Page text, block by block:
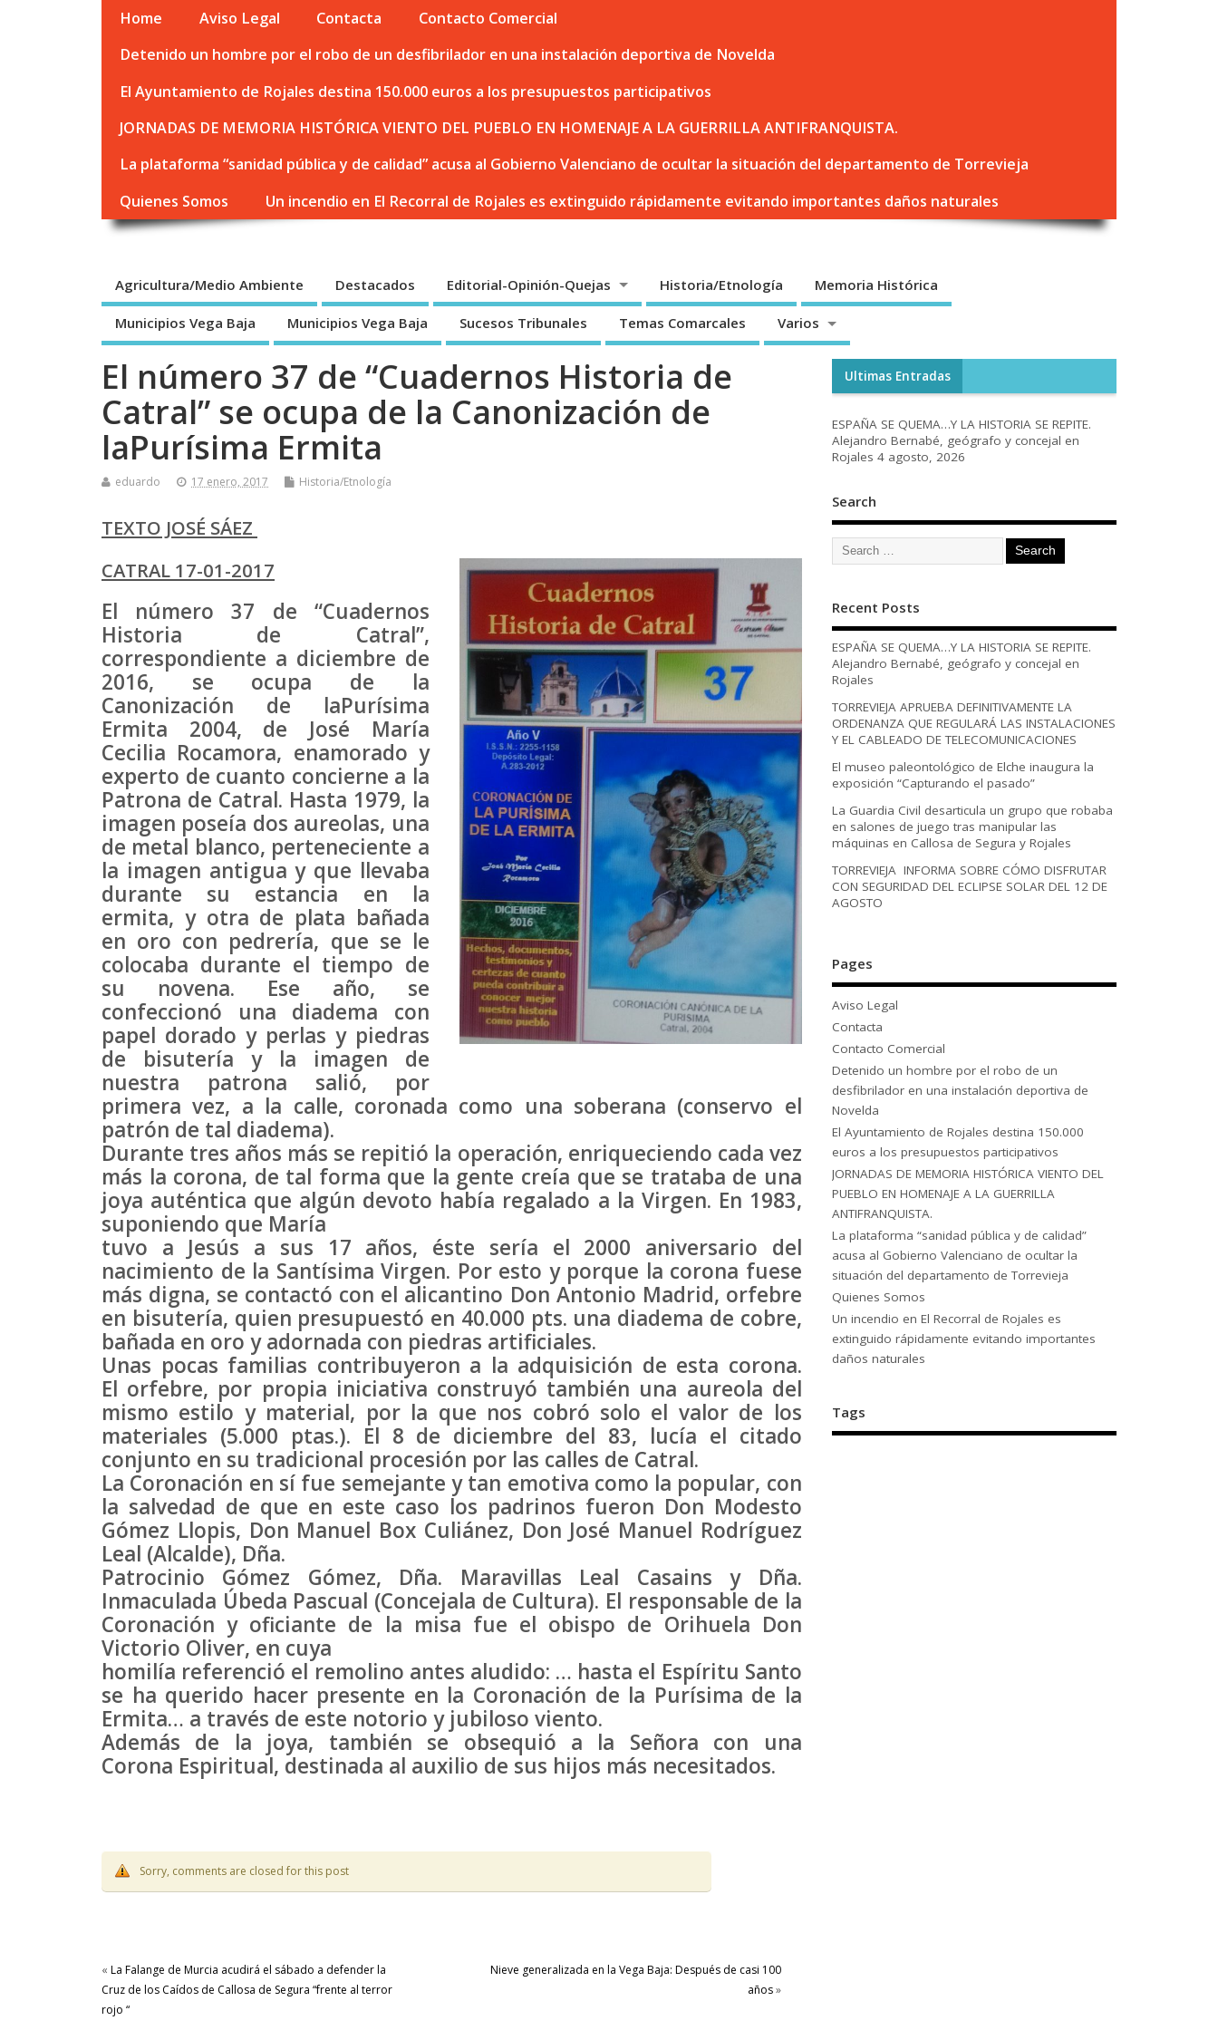
Home Aviso Legal Contacta
Contacto Comercial
Detenido un hombre por el robo de un desfibrilador en una instalación deportiva de Novelda
El Ayuntamiento de Rojales destina 150.000 euros a los presupuestos participativos
JORNADAS DE MEMORIA HISTÓRICA VIENTO DEL PUEBLO EN HOMENAJE A LA GUERRILLA ANTIFRANQUISTA.
La plataforma “sanidad pública y de calidad” acusa al Gobierno Valenciano de ocultar la situación del departamento de Torrevieja
Quienes Somos
Un incendio en El Recorral de Rojales es extinguido rápidamente evitando importantes daños naturales
Agricultura/Medio Ambiente Destacados Editorial-Opinión-Quejas Historia/Etnología Memoria Histórica
Municipios Vega Baja Municipios Vega Baja Sucesos Tribunales Temas Comarcales Varios
El número 37 de “Cuadernos Historia de
Catral” se ocupa de la Canonización de
laPurísima Ermita
eduardo 17 enero, 2017 Historia/Etnología
TEXTO JOSÉ SÁEZ
CATRAL 17-01-2017
El número 37 de “Cuadernos
Historia de Catral”,
correspondiente a diciembre de
2016, se ocupa de la
Canonización de laPurísima
Ermita 2004, de José María
Cecilia Rocamora, enamorado y
experto de cuanto concierne a la
Patrona de Catral. Hasta 1979, la
imagen poseía dos aureolas, una
de metal blanco, perteneciente a
la imagen antigua y que llevaba
durante su estancia en la
ermita, y otra de plata bañada
en oro con pedrería, que se le
colocaba durante el tiempo de
su novena. Ese año, se
confeccionó una diadema con
papel dorado y perlas y piedras
de bisutería y la imagen de
nuestra patrona salió, por
primera vez, a la calle, coronada como una soberana (conservo el
patrón de tal diadema).
Durante tres años más se repitió la operación, enriqueciendo cada vez
más la corona, de tal forma que la gente creía que se trataba de una
joya auténtica que algún devoto había regalado a la Virgen. En 1983,
suponiendo que María
tuvo a Jesús a sus 17 años, éste sería el 2000 aniversario del
nacimiento de la Santísima Virgen. Por esto y porque la corona fuese
más digna, se contactó con el alicantino Don Antonio Madrid, orfebre
en bisutería, quien presupuestó en 40.000 pts. una diadema de cobre,
bañada en oro y adornada con piedras artificiales.
Unas pocas familias contribuyeron a la adquisición de esta corona.
El orfebre, por propia iniciativa construyó también una aureola del
mismo estilo y material, por la que nos cobró solo el valor de los
materiales (5.000 ptas.). El 8 de diciembre del 83, lucía el citado
conjunto en su tradicional procesión por las calles de Catral.
La Coronación en sí fue semejante y tan emotiva como la popular, con
la salvedad de que en este caso los padrinos fueron Don Modesto
Gómez Llopis, Don Manuel Box Culiánez, Don José Manuel Rodríguez
Leal (Alcalde), Dña.
Patrocinio Gómez Gómez, Dña. Maravillas Leal Casains y Dña.
Inmaculada Úbeda Pascual (Concejala de Cultura). El responsable de la
Coronación y oficiante de la misa fue el obispo de Orihuela Don
Victorio Oliver, en cuya
homilía referenció el remolino antes aludido: … hasta el Espíritu Santo
se ha querido hacer presente en la Coronación de la Purísima de la
Ermita… a través de este notorio y jubiloso viento.
Además de la joya, también se obsequió a la Señora con una
Corona Espiritual, destinada al auxilio de sus hijos más necesitados.
Sorry, comments are closed for this post
« La Falange de Murcia acudirá el sábado a defender la
Cruz de los Caídos de Callosa de Segura “frente al terror
rojo “
Nieve generalizada en la Vega Baja: Después de casi 100
años»
Ultimas Entradas
ESPAÑA SE QUEMA…Y LA HISTORIA SE REPITE.
Alejandro Bernabé, geógrafo y concejal en
Rojales 4 agosto, 2026
Search
Recent Posts
ESPAÑA SE QUEMA…Y LA HISTORIA SE REPITE.
Alejandro Bernabé, geógrafo y concejal en
Rojales
TORREVIEJA APRUEBA DEFINITIVAMENTE LA
ORDENANZA QUE REGULARÁ LAS INSTALACIONES
Y EL CABLEADO DE TELECOMUNICACIONES
El museo paleontológico de Elche inaugura la
exposición “Capturando el pasado”
La Guardia Civil desarticula un grupo que robaba
en salones de juego tras manipular las
máquinas en Callosa de Segura y Rojales
TORREVIEJA INFORMA SOBRE CÓMO DISFRUTAR
CON SEGURIDAD DEL ECLIPSE SOLAR DEL 12 DE
AGOSTO
Pages
Aviso Legal
Contacta
Contacto Comercial
Detenido un hombre por el robo de un
desfibrilador en una instalación deportiva de
Novelda
El Ayuntamiento de Rojales destina 150.000
euros a los presupuestos participativos
JORNADAS DE MEMORIA HISTÓRICA VIENTO DEL
PUEBLO EN HOMENAJE A LA GUERRILLA
ANTIFRANQUISTA.
La plataforma “sanidad pública y de calidad”
acusa al Gobierno Valenciano de ocultar la
situación del departamento de Torrevieja
Quienes Somos
Un incendio en El Recorral de Rojales es
extinguido rápidamente evitando importantes
daños naturales
Tags